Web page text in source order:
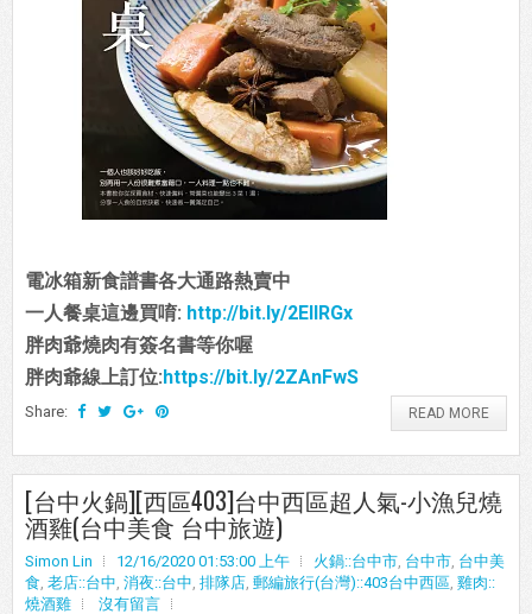
電冰箱新食譜書各大通路熱賣中
一人餐桌這邊買唷: http://bit.ly/2EIIRGx
胖肉爺燒肉有簽名書等你喔
胖肉爺線上訂位:https://bit.ly/2ZAnFwS
Share: READ MORE
[台中火鍋][西區403]台中西區超人氣-小漁兒燒
酒雞(台中美食 台中旅遊)
Simon Lin 12/16/2020 01:53:00 上午 火鍋::台中市, 台中市, 台中美
食, 老店::台中, 消夜::台中, 排隊店, 郵編旅行(台灣)::403台中西區, 雞肉::
燒酒雞
沒有留言